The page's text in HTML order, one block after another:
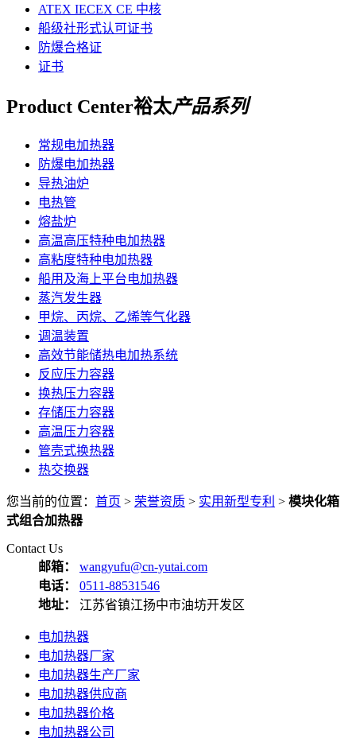
ATEX IECEX CE 中核
船级社形式认可证书
防爆合格证
证书
Product Center裕太产品系列
常规电加热器
防爆电加热器
导热油炉
电热管
熔盐炉
高温高压特种电加热器
高粘度特种电加热器
船用及海上平台电加热器
蒸汽发生器
甲烷、丙烷、乙烯等气化器
调温装置
高效节能储热电加热系统
反应压力容器
换热压力容器
存储压力容器
高温压力容器
管壳式换热器
热交换器
您当前的位置： 首页 > 荣誉资质 > 实用新型专利 > 模块化箱
式组合加热器
Contact Us
邮箱：
wangyufu@cn-yutai.com
电话：
0511-88531546
地址：
江苏省镇江扬中市油坊开发区
电加热器
电加热器厂家
电加热器生产厂家
电加热器供应商
电加热器价格
电加热器公司